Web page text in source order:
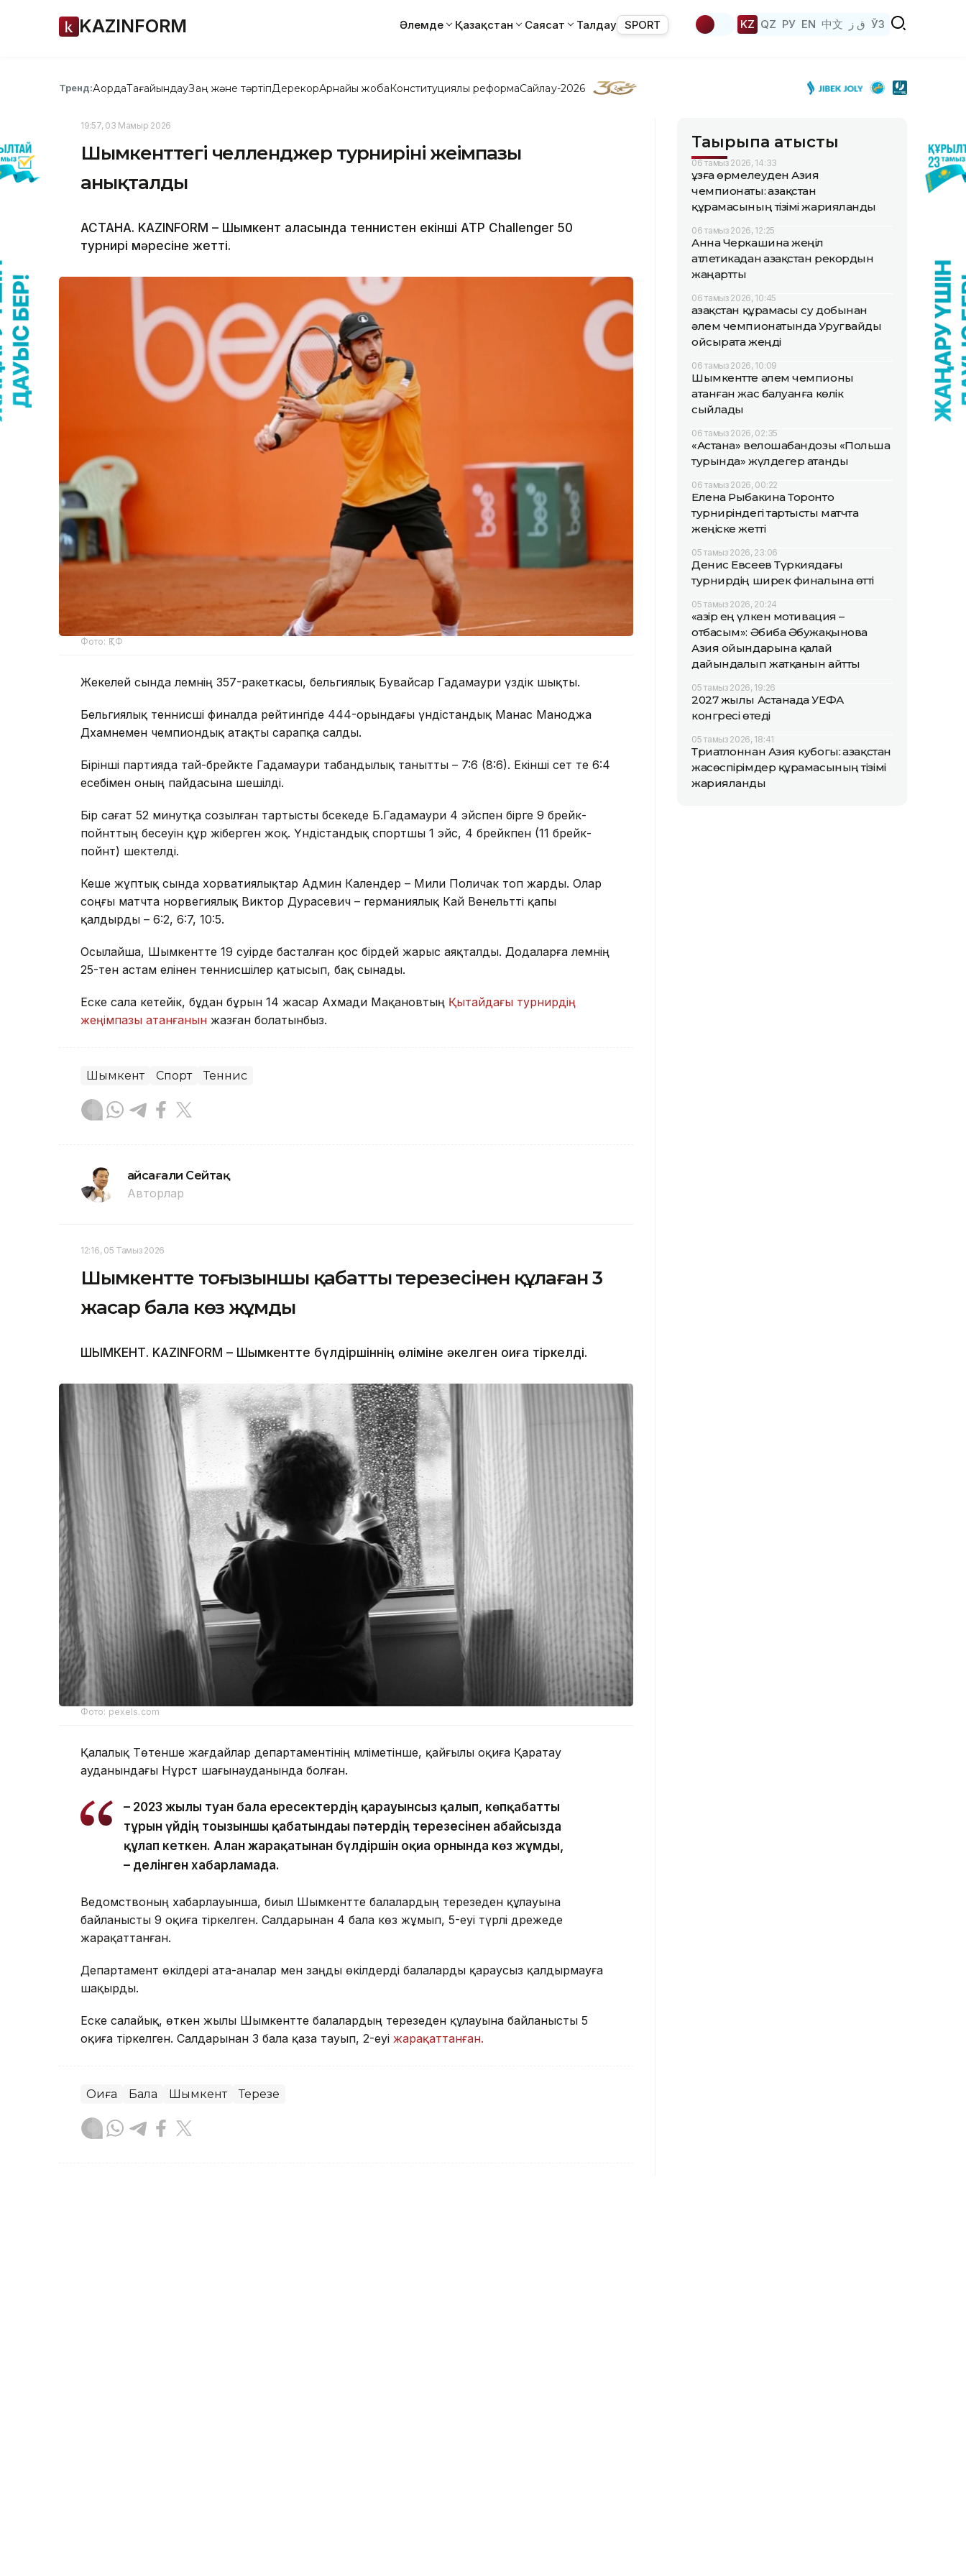
KAZINFORM Әлемде Қазақстан Саясат Талдау SPORT KZ QZ РУ EN 中文 ق ز ЎЗ
Тренд:АқордаТағайындауЗаң және тәртіпДерекқорАрнайы жобаКонституциялық реформаСайлау-2026
19:57, 03 Мамыр 2026
Шымкенттегі челленджер турнирінің жеңімпазы
анықталды
АСТАНА. KAZINFORM – Шымкент қаласында теннистен екінші ATP Challenger 50
турнирі мәресіне жетті.
Фото: ҚТФ
Жекелей сында әлемнің 357-ракеткасы, бельгиялық Бувайсар Гадамаури үздік шықты.
Бельгиялық теннисші финалда рейтингіде 444-орындағы үндістандық Манас Маноджа
Дхамнемен чемпиондық атақты сарапқа салды.
Бірінші партияда тай-брейкте Гадамаури табандылық танытты – 7:6 (8:6). Екінші сет те 6:4
есебімен оның пайдасына шешілді.
Бір сағат 52 минутқа созылған тартысты бәсекеде Б.Гадамаури 4 эйспен бірге 9 брейк-
пойнттың бесеуін құр жіберген жоқ. Үндістандық спортшы 1 эйс, 4 брейкпен (11 брейк-
пойнт) шектелді.
Кеше жұптық сында хорватиялықтар Админ Календер – Мили Поличак топ жарды. Олар
соңғы матчта норвегиялық Виктор Дурасевич – германиялық Кай Венельтті қапы
қалдырды – 6:2, 6:7, 10:5.
Осылайша, Шымкентте 19 сәуірде басталған қос бірдей жарыс аяқталды. Додаларға әлемнің
25-тен астам елінен теннисшілер қатысып, бақ сынады.
Еске сала кетейік, бұдан бұрын 14 жасар Ахмади Мақановтың Қытайдағы турнирдің
жеңімпазы атанғанын жазған болатынбыз.
Шымкент Спорт Теннис
Ғайсағали Сейтақ
Авторлар
12:16, 05 Тамыз 2026
Шымкентте тоғызыншы қабаттың терезесінен құлаған 3
жасар бала көз жұмды
ШЫМКЕНТ. KAZINFORM – Шымкентте бүлдіршіннің өліміне әкелген оқиға тіркелді.
Фото: pexels.com
Қалалық Төтенше жағдайлар департаментінің мәліметінше, қайғылы оқиға Қаратау
ауданындағы Нұрсәт шағынауданында болған.
– 2023 жылы туған бала ересектердің қарауынсыз қалып, көпқабатты
тұрғын үйдің тоғызыншы қабатындағы пәтердің терезесінен абайсызда
құлап кеткен. Алған жарақатынан бүлдіршін оқиға орнында көз жұмды,
– делінген хабарламада.
Ведомствоның хабарлауынша, биыл Шымкентте балалардың терезеден құлауына
байланысты 9 оқиға тіркелген. Салдарынан 4 бала көз жұмып, 5-еуі түрлі дәрежеде
жарақаттанған.
Департамент өкілдері ата-аналар мен заңды өкілдерді балаларды қараусыз қалдырмауға
шақырды.
Еске салайық, өткен жылы Шымкентте балалардың терезеден құлауына байланысты 5
оқиға тіркелген. Салдарынан 3 бала қаза тауып, 2-еуі жарақаттанған.
Оқиға Бала Шымкент Терезе
Тақырыпқа қатысты
06 тамыз 2026, 14:33
Құзға өрмелеуден Азия
чемпионаты: Қазақстан
құрамасының тізімі жарияланды
06 тамыз 2026, 12:25
Анна Черкашина жеңіл
атлетикадан Қазақстан рекордын
жаңартты
06 тамыз 2026, 10:45
Қазақстан құрамасы су добынан
әлем чемпионатында Уругвайды
ойсырата жеңді
06 тамыз 2026, 10:09
Шымкентте әлем чемпионы
атанған жас балуанға көлік
сыйлады
06 тамыз 2026, 02:35
«Астана» велошабандозы «Польша
турында» жүлдегер атанды
06 тамыз 2026, 00:22
Елена Рыбакина Торонто
турниріндегі тартысты матчта
жеңіске жетті
05 тамыз 2026, 23:06
Денис Евсеев Түркиядағы
турнирдің ширек финалына өтті
05 тамыз 2026, 20:24
«Қазір ең үлкен мотивация –
отбасым»: Әбиба Әбужақынова
Азия ойындарына қалай
дайындалып жатқанын айтты
05 тамыз 2026, 19:26
2027 жылы Астанада УЕФА
конгресі өтеді
05 тамыз 2026, 18:41
Триатлоннан Азия кубогы: Қазақстан
жасөспірімдер құрамасының тізімі
жарияланды